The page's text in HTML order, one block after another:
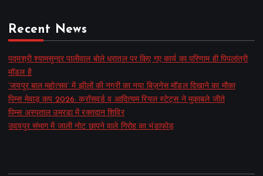
Recent News
पद्मश्री श्यामसुन्दर पालीवाल बोले धरातल पर किए गए कार्य का परिणाम ही पिपलांत्री
मॉडल है
‘जयपुर बाल महोत्सव’ में झीलों की नगरी का नया बिज़नेस मॉडल दिखाने का मौका
पिम्स मेवाड़ कप 2026: क्रॉसवर्ड व आदित्यम रियल स्टेट्स ने मुकाबले जीते
पिम्स अस्पताल उमरडा में रक्तदान शिविर
उदयपुर संभाग में जाली नोट छापने वाले गिरोह का भंडाफोड़